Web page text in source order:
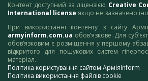
Контент доступний за ліцензією Creative
International license якщо не зазначено
При використанні контенту з сайту
armyinform.com.ua обов’язкове. Для
обов’язковим є розміщення у першому
відкритого для пошукових систем
матеріал.
Політика користування сайтом АрміяInform
Політика використання файлів cookie